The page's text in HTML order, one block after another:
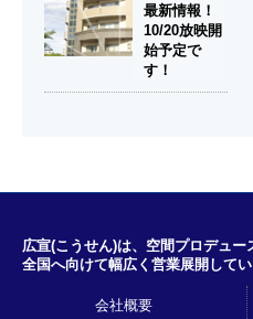
最新情報！
10/20放映開
始予定で
す！
広宣(こうせん)は、空間プロデュ
全国へ向けて幅広く営業展開してい
会社概要